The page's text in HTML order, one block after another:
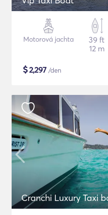
Motorová jachta
39 ft
12 m
$2,297 /den
Cranchi Luxury Taxi